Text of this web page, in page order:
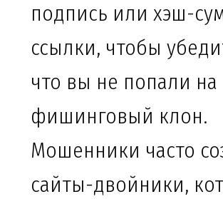
подпись или хэш-
ссылки, чтобы
что вы не попали на
фишинговый клон.
Мошенники часто
сайты-двойники,